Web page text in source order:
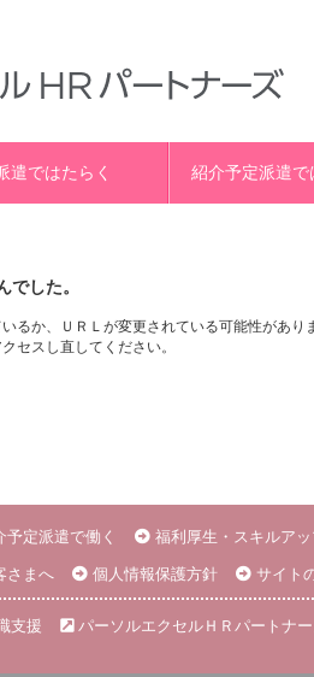
遣ではたらく 紹介予定派遣で
した。
るか、ＵＲＬが変更されている可能性があり
セスし直してください。
予定派遣で働く 福利厚生・スキルアッ
さまへ 個人情報保護方針 サイト
支援 パーソルエクセルＨＲパートナ